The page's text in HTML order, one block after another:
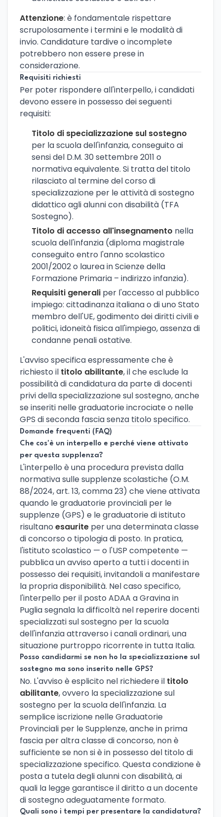
Attenzione: è fondamentale rispettare
scrupolosamente i termini e le modalità di
invio. Candidature tardive o incomplete
potrebbero non essere prese in
considerazione.
Requisiti richiesti
Per poter rispondere all'interpello, i candidati
devono essere in possesso dei seguenti
requisiti:
Titolo di specializzazione sul sostegno
per la scuola dell'infanzia, conseguito ai
sensi del D.M. 30 settembre 2011 o
normativa equivalente. Si tratta del titolo
rilasciato al termine del corso di
specializzazione per le attività di sostegno
didattico agli alunni con disabilità (TFA
Sostegno).
Titolo di accesso all'insegnamento nella
scuola dell'infanzia (diploma magistrale
conseguito entro l'anno scolastico
2001/2002 o laurea in Scienze della
Formazione Primaria – indirizzo infanzia).
Requisiti generali per l'accesso al pubblico
impiego: cittadinanza italiana o di uno Stato
membro dell'UE, godimento dei diritti civili e
politici, idoneità fisica all'impiego, assenza di
condanne penali ostative.
L'avviso specifica espressamente che è
richiesto il titolo abilitante, il che esclude la
possibilità di candidatura da parte di docenti
privi della specializzazione sul sostegno, anche
se inseriti nelle graduatorie incrociate o nelle
GPS di seconda fascia senza titolo specifico.
Domande frequenti (FAQ)
Che cos'è un interpello e perché viene attivato
per questa supplenza?
L'interpello è una procedura prevista dalla
normativa sulle supplenze scolastiche (O.M.
88/2024, art. 13, comma 23) che viene attivata
quando le graduatorie provinciali per le
supplenze (GPS) e le graduatorie di istituto
risultano esaurite per una determinata classe
di concorso o tipologia di posto. In pratica,
l'istituto scolastico — o l'USP competente —
pubblica un avviso aperto a tutti i docenti in
possesso dei requisiti, invitandoli a manifestare
la propria disponibilità. Nel caso specifico,
l'interpello per il posto ADAA a Gravina in
Puglia segnala la difficoltà nel reperire docenti
specializzati sul sostegno per la scuola
dell'infanzia attraverso i canali ordinari, una
situazione purtroppo ricorrente in tutta Italia.
Posso candidarmi se non ho la specializzazione sul
sostegno ma sono inserito nelle GPS?
No. L'avviso è esplicito nel richiedere il titolo
abilitante, ovvero la specializzazione sul
sostegno per la scuola dell'infanzia. La
semplice iscrizione nelle Graduatorie
Provinciali per le Supplenze, anche in prima
fascia per altra classe di concorso, non è
sufficiente se non si è in possesso del titolo di
specializzazione specifico. Questa condizione è
posta a tutela degli alunni con disabilità, ai
quali la legge garantisce il diritto a un docente
di sostegno adeguatamente formato.
Quali sono i tempi per presentare la candidatura?